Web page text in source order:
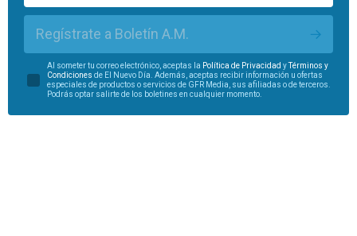
Regístrate a Boletín A.M.
Al someter tu correo electrónico, aceptas la Política de Privacidad y
Términos y
Condiciones de El Nuevo Día. Además, aceptas recibir información u ofertas
especiales de productos o servicios de GFR Media, sus afiliadas o de terceros.
Podrás optar salirte de los boletines en cualquier momento.